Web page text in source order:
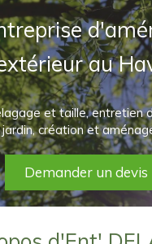
au
et taille, entretien
création et
Demander un devis